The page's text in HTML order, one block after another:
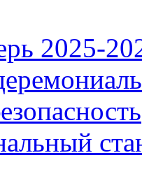
2025-